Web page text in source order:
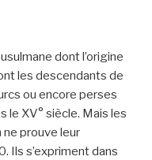
dont l’origine
les descendants de
ou encore perses
le XV° siècle. Mais les
ne prouve leur
Ils s’expriment dans